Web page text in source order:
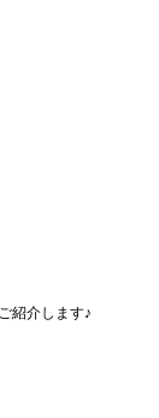
紹介します♪